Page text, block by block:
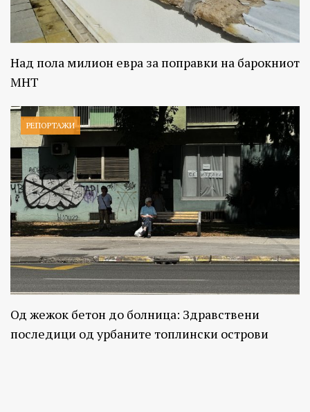
Над пола милион евра за поправки на барокниот
МНТ
РЕПОРТАЖИ
Од жежок бетон до болница: Здравствени
последици од урбаните топлински острови